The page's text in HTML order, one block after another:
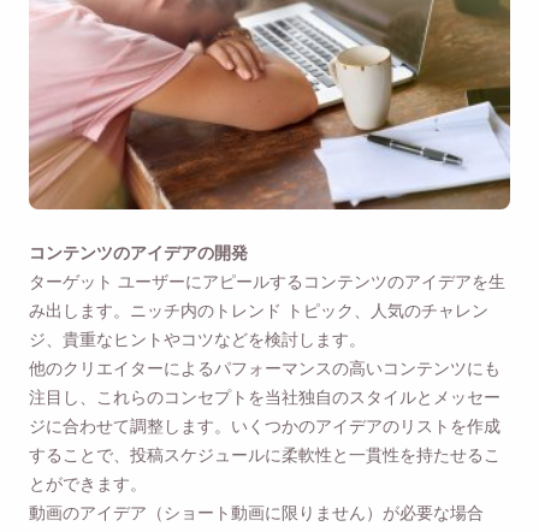
コンテンツのアイデアの開発
ターゲット ユーザーにアピールするコンテンツのアイデアを生
み出します。ニッチ内のトレンド トピック、人気のチャレン
ジ、貴重なヒントやコツなどを検討します。
他のクリエイターによるパフォーマンスの高いコンテンツにも
注目し、これらのコンセプトを当社独自のスタイルとメッセー
ジに合わせて調整します。いくつかのアイデアのリストを作成
することで、投稿スケジュールに柔軟性と一貫性を持たせるこ
とができます。
動画のアイデア（ショート動画に限りません）が必要な場合